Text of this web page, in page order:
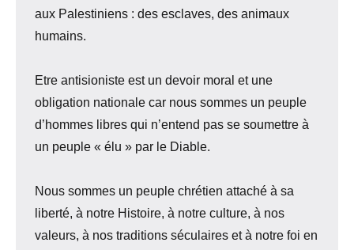
aux Palestiniens : des esclaves, des animaux
humains.
Etre antisioniste est un devoir moral et une
obligation nationale car nous sommes un peuple
d’hommes libres qui n’entend pas se soumettre à
un peuple « élu » par le Diable.
Nous sommes un peuple chrétien attaché à sa
liberté, à notre Histoire, à notre culture, à nos
valeurs, à nos traditions séculaires et à notre foi en